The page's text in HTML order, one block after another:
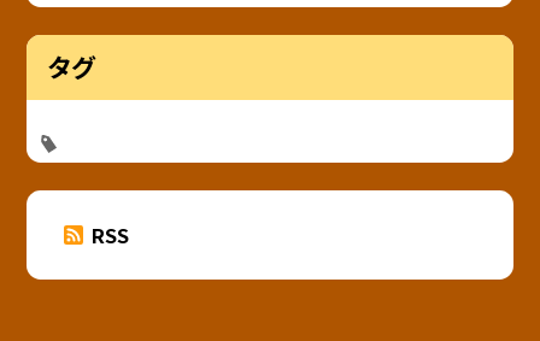
タグ
RSS